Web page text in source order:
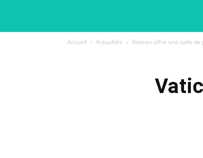
Accueil Actualités Vatican offre une salle